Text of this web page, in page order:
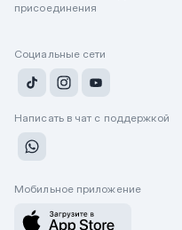
присоединения
Социальные сети
Написать в чат с поддержкой
Мобильное приложение